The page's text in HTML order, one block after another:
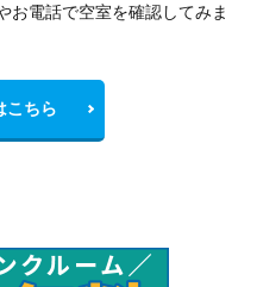
お電話で空室を確認してみま
こちら